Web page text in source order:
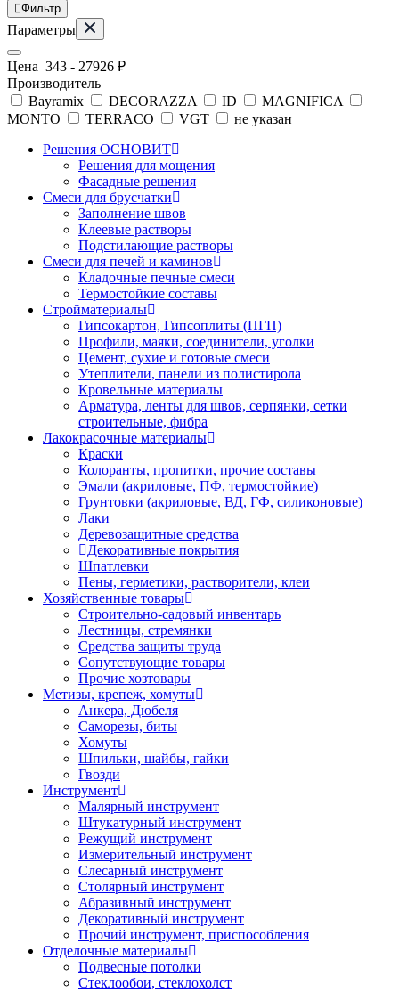
Фильтр
Параметры
Цена 343 - 27926 ₽
Производитель
Bayramix
DECORAZZA ID
MAGNIFICA
MONTO
TERRACO VGT
не указан
Решения ОСНОВИТ
Решения для мощения
Фасадные решения
Смеси для брусчатки
Заполнение швов
Клеевые растворы
Подстилающие растворы
Смеси для печей и каминов
Кладочные печные смеси
Термостойкие составы
Стройматериалы
Гипсокартон, Гипсоплиты (ПГП)
Профили, маяки, соединители, уголки
Цемент, сухие и готовые смеси
Утеплители, панели из полистирола
Кровельные материалы
Арматура, ленты для швов, серпянки, сетки
строительные, фибра
Лакокрасочные материалы
Краски
Колоранты, пропитки, прочие составы
Эмали (акриловые, ПФ, термостойкие)
Грунтовки (акриловые, ВД, ГФ, силиконовые)
Лаки
Деревозащитные средства
Декоративные покрытия
Шпатлевки
Пены, герметики, растворители, клеи
Хозяйственные товары
Строительно-садовый инвентарь
Лестницы, стремянки
Средства защиты труда
Сопутствующие товары
Прочие хозтовары
Метизы, крепеж, хомуты
Анкера, Дюбеля
Саморезы, биты
Хомуты
Шпильки, шайбы, гайки
Гвозди
Инструмент
Малярный инструмент
Штукатурный инструмент
Режущий инструмент
Измерительный инструмент
Слесарный инструмент
Столярный инструмент
Абразивный инструмент
Декоративный инструмент
Прочий инструмент, приспособления
Отделочные материалы
Подвесные потолки
Стеклообои, стеклохолст